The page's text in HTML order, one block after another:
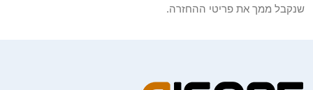
שנקבל ממך את פריטי ההחזרה.